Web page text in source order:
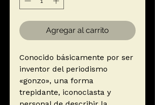
Agregar al carrito
Conocido básicamente por ser
inventor del periodismo
«gonzo», una forma
trepidante, iconoclasta y